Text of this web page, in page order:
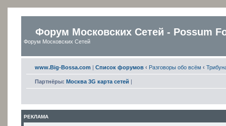
Форум Московских Сетей - Possum
Форум Московских Сетей
www.Big-Bossa.com | Список форумов ‹ Разговоры обо всём ‹
Партнёры: Москва 3G карта сетей |
РЕКЛАМА